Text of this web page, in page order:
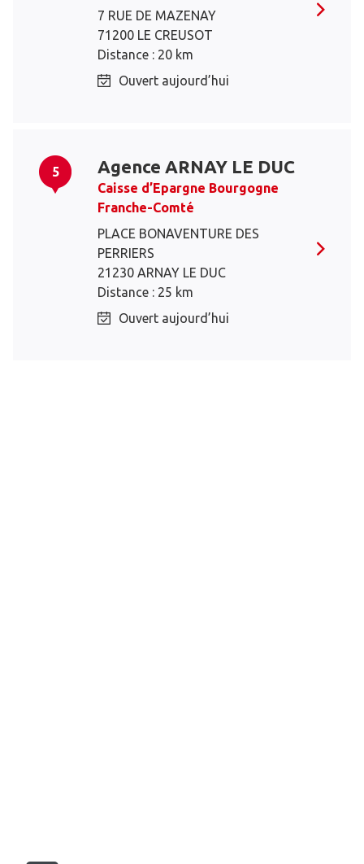
7 RUE DE MAZENAY
71200 LE CREUSOT
Distance : 20 km
Ouvert aujourd’hui
5 Agence ARNAY LE DUC
Caisse d’Epargne Bourgogne
Franche-Comté
PLACE BONAVENTURE DES
PERRIERS
21230 ARNAY LE DUC
Distance : 25 km
Ouvert aujourd’hui